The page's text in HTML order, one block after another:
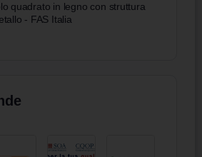
quadrato in legno con struttura
- FAS Italia